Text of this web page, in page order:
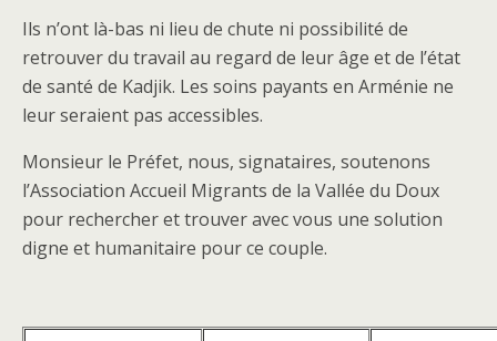
Ils n’ont là-bas ni lieu de chute ni possibilité de
retrouver du travail au regard de leur âge et de l’état
de santé de Kadjik. Les soins payants en Arménie ne
leur seraient pas accessibles.
Monsieur le Préfet, nous, signataires, soutenons
l’Association Accueil Migrants de la Vallée du Doux
pour rechercher et trouver avec vous une solution
digne et humanitaire pour ce couple.